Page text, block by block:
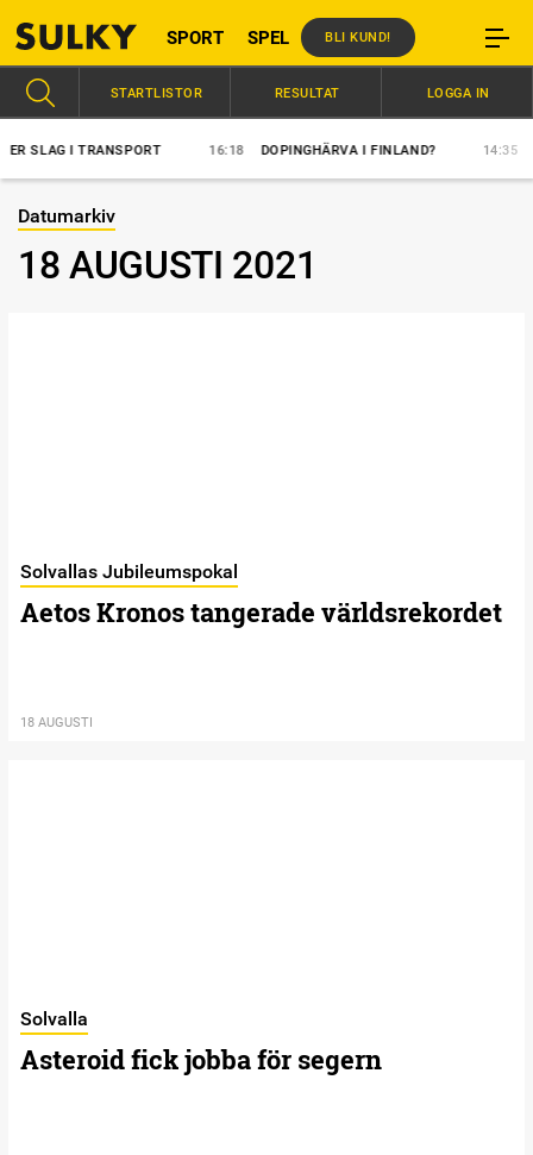
SPORT SPEL BLI KUND!
I TRANSPORT DOPINGHÄRVA I FINLAND?
STARTLISTOR RESULTAT LOGGA IN
Datumarkiv
18 AUGUSTI 2021
Solvallas Jubileumspokal
Aetos Kronos tangerade världsrekordet
18 AUGUSTI
Solvalla
Asteroid fick jobba för segern